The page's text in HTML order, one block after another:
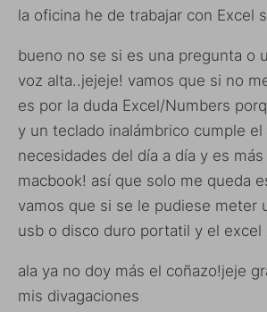
la oficina he de trabajar con Excel
bueno no se si es una pregunta o
voz alta..jejeje! vamos que si no
es por la duda Excel/Numbers
y un teclado inalámbrico cumple el
necesidades del día a día y es
macbook! así que solo me queda
vamos que si se le pudiese meter
usb o disco duro portatil y el excel
ala ya no doy más el coñazo!jeje
mis divagaciones